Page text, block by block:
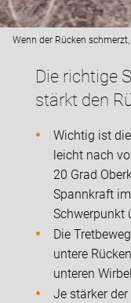
Wenn der Rücken
Die richtige
stärkt den
Wichtig ist
leicht nach
20 Grad
Spannkraft
Schwerpunkt
Die
untere
unteren
Je stärker